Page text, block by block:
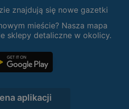
znajdują się nowe gazetki
mieście? Nasza mapa
sklepy detaliczne w okolicy.
aplikacji